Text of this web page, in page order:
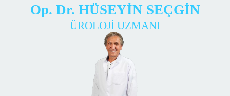
Op. Dr. HÜSEYİN SEÇGİN
ÜROLOJİ UZMANI